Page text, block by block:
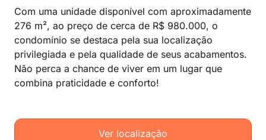
Com uma unidade disponível com aproximadamente
276 m², ao preço de cerca de R$ 980.000, o
condomínio se destaca pela sua localização
privilegiada e pela qualidade de seus acabamentos.
Não perca a chance de viver em um lugar que
combina praticidade e conforto!
Ver localização